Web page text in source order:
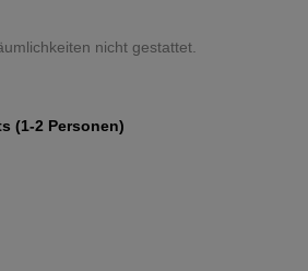
nicht gestattet.
(1-2 Personen)